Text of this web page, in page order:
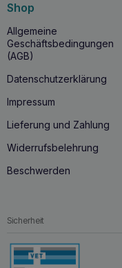
Shop
Allgemeine
Geschäftsbedingungen
(AGB)
Datenschutzerklärung
Impressum
Lieferung und Zahlung
Widerrufsbelehrung
Beschwerden
Sicherheit